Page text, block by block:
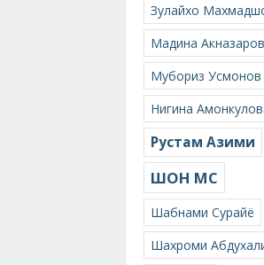
Зулайхо
Мадина
Мубориз Усмонов
Нигина
Рустам Азими
ШОН МС
Шабнами Сурайё
Шахроми